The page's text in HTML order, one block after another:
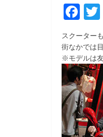
F
a
c
e
b
o
o
k
スクーター
街なかでは
※モデルは